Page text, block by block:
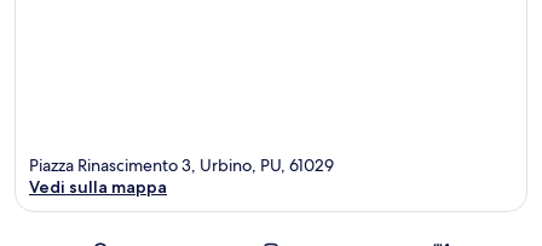
Piazza Rinascimento 3, Urbino, PU, 61029
Vedi sulla mappa